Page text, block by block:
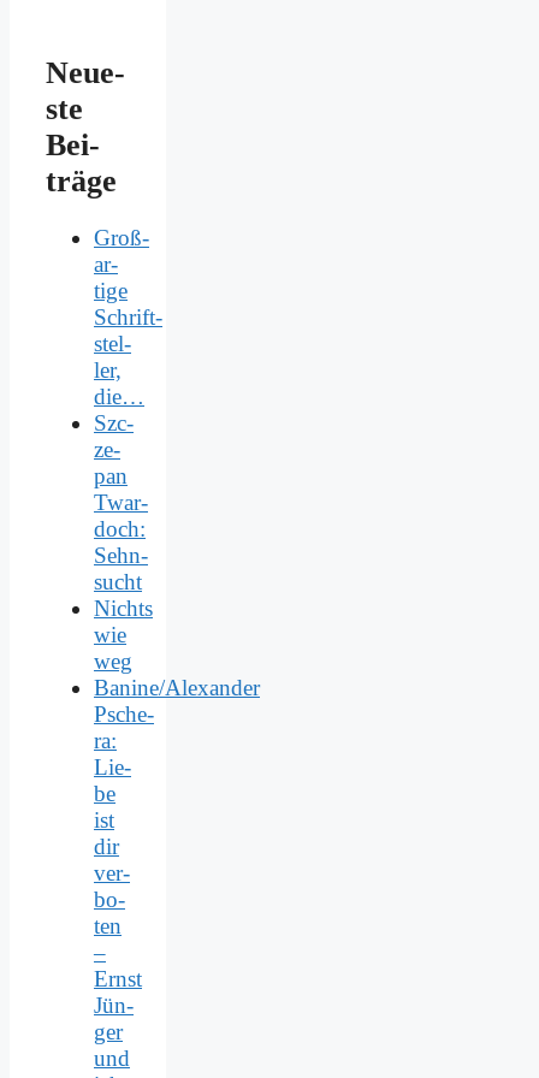
Neue­
ste
Bei­
trä­ge
Groß­
ar­
ti­ge
Schrift­
stel­
ler,
die…
Szc­
ze­
pan
Twar­
doch:
Sehn­
sucht
Nichts
wie
weg
Banine/Alexander
Psche­
ra:
Lie­
be
ist
dir
ver­
bo­
ten
–
Ernst
Jün­
ger
und